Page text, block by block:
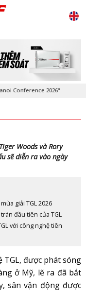
2026"
Woods và Rory
sẽ diễn ra vào ngày
giải TGL 2026
đầu tiên của TGL
với công nghệ tiên
TGL, được phát sóng
ở Mỹ, lẽ ra đã bắt
sân vận động được